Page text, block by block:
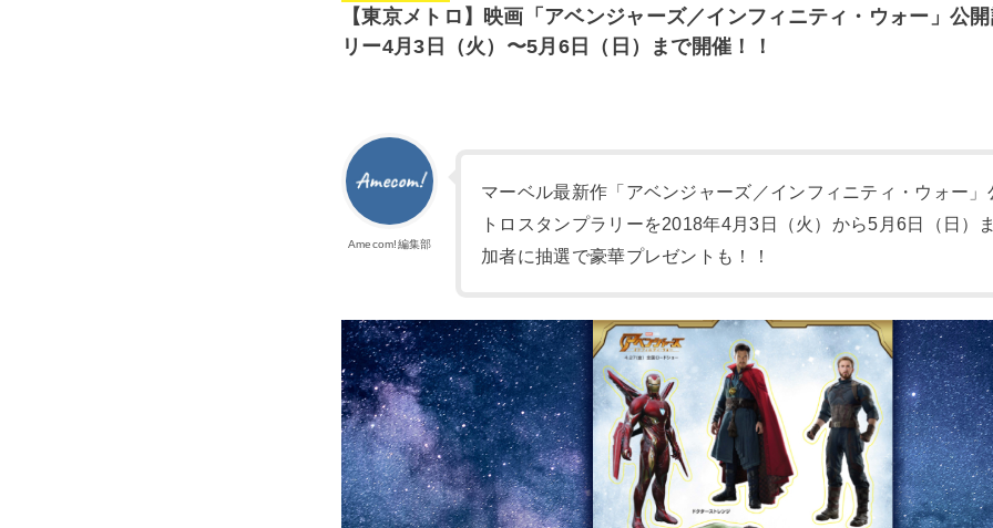
【東京メトロ】映画「アベンジャーズ／インフィニティ・ウォー」公
リー4月3日（火）〜5月6日（日）まで開催！！
Amecom!編集部
マーベル最新作「アベンジャーズ／インフィニティ・ウォー」
トロスタンプラリーを2018年4月3日（火）から5月6日（日）
加者に抽選で豪華プレゼントも！！